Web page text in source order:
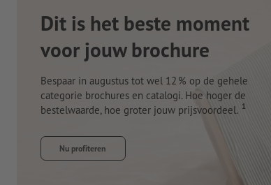
Nieuwe notitieboeken
Met innovatieve materialen gemaakt van appelresten
Nu bestellen